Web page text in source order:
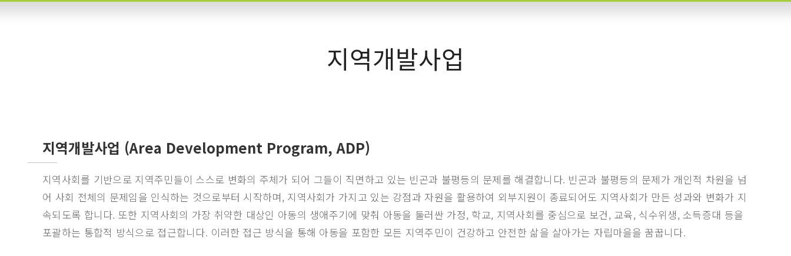
지역개발사업
지역개발사업 (Area Development Program, ADP)
지역사회를 기반으로 지역주민들이 스스로 변화의 주체가 되어 그들이 직면하고 있는 빈곤과 불평등의 문제를 해결합니다. 빈곤과 불평등의 문제가 개인적 차원을 넘
어 사회 전체의 문제임을 인식하는 것으로부터 시작하며, 지역사회가 가지고 있는 강점과 자원을 활용하여 외부지원이 종료되어도 지역사회가 만든 성과와 변화가 지
속되도록 합니다. 또한 지역사회의 가장 취약한 대상인 아동의 생애주기에 맞춰 아동을 둘러싼 가정, 학교, 지역사회를 중심으로 보건, 교육, 식수위생, 소득증대 등을
포괄하는 통합적 방식으로 접근합니다. 이러한 접근 방식을 통해 아동을 포함한 모든 지역주민이 건강하고 안전한 삶을 살아가는 자립마을을 꿈꿉니다.